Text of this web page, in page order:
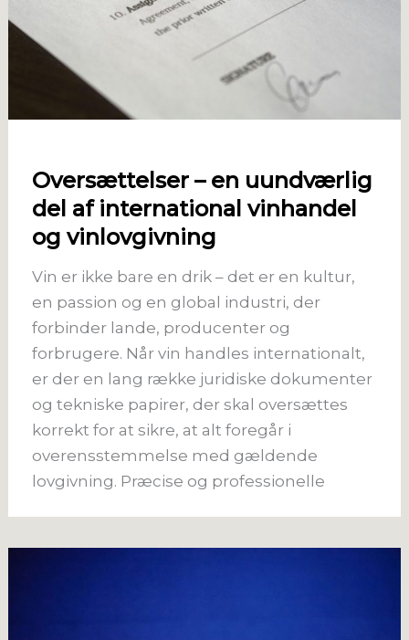
Oversættelser – en uundværlig
del af international vinhandel
og vinlovgivning
Vin er ikke bare en drik – det er en kultur,
en passion og en global industri, der
forbinder lande, producenter og
forbrugere. Når vin handles internationalt,
er der en lang række juridiske dokumenter
og tekniske papirer, der skal oversættes
korrekt for at sikre, at alt foregår i
overensstemmelse med gældende
lovgivning. Præcise og professionelle